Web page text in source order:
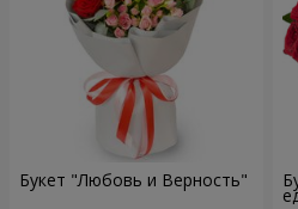
Букет "Любовь и Верность"